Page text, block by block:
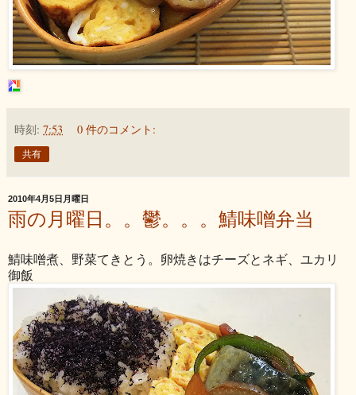
時刻: 7:53 0 件のコメント:
共有
2010年4月5日月曜日
雨の月曜日。。鬱。。。鯖味噌弁当
鯖味噌煮、野菜てきとう。卵焼きはチーズとネギ、ユカリ
御飯